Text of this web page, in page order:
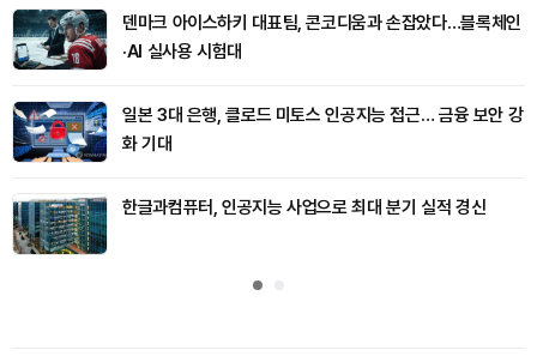
덴마크 아이스하키 대표팀, 콘코디움과 손잡았다…블록체인
·AI 실사용 시험대
일본 3대 은행, 클로드 미토스 인공지능 접근… 금융 보안 강
화 기대
한글과컴퓨터, 인공지능 사업으로 최대 분기 실적 경신